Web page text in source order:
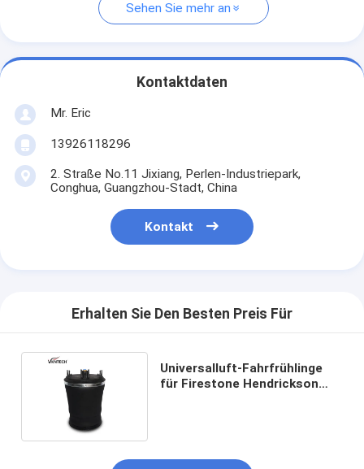
Sehen Sie mehr an
Kontaktdaten
Mr. Eric
13926118296
2. Straße No.11 Jixiang, Perlen-Industriepark,
Conghua, Guangzhou-Stadt, China
Kontakt
Erhalten Sie Den Besten Preis Für
Universalluft-Fahrfrühlinge
für Firestone Hendrickson